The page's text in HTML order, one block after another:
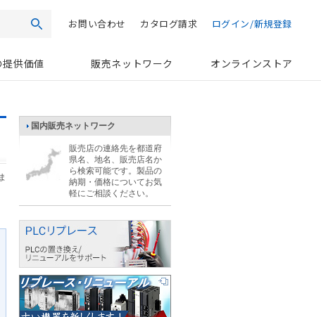
検索お問い合わせ カタログ請求 ログイン/新規登録
供価値 販売ネットワーク オンラインストア
国内販売ネットワーク
販売店の連絡先を都道府
県名、地名、販売店名か
ら検索可能です。製品の
納期・価格についてお気
軽にご相談ください。